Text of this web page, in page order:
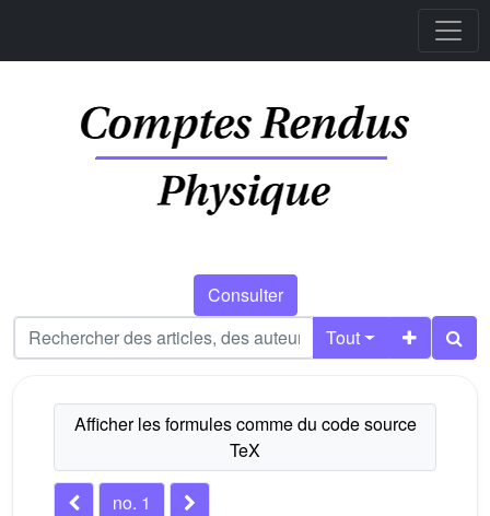
Consulter
Tout
no. 1